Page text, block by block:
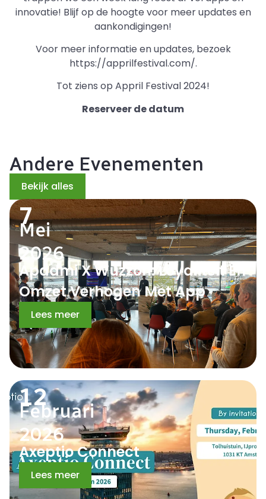
innovatie! Blijf op de hoogte voor meer updates en
aankondigingen!
Voor meer informatie en updates, bezoek
https://apprilfestival.com/.
Tot ziens op Appril Festival 2024!
Reserveer de datum
Andere Evenementen
Bekijk alles
7
Mei
2026
Apadmi X Wuzzon: Loyaliteit En
Omzet Verhogen Met App
Lees meer
12
Februari
2026
Axeptio Connect
Lees meer